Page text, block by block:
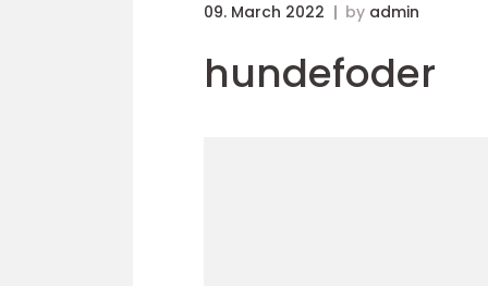
09. March 2022 by admin
hundefoder